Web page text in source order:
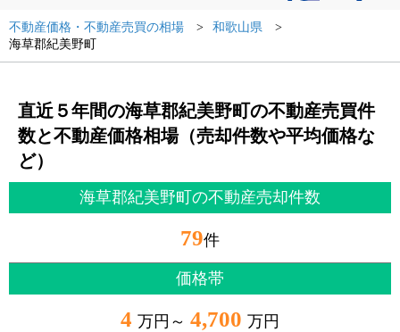
不動産価格・不動産売買の相場
和歌山県
海草郡紀美野町
直近５年間の海草郡紀美野町の不動産売買件
数と不動産価格相場（売却件数や平均価格な
ど）
海草郡紀美野町の不動産売却件数
79件
価格帯
4 万円～ 4,700 万円